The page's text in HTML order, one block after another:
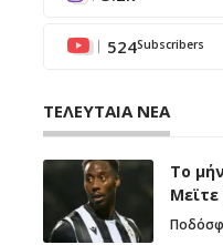
524Subscribers
ΤΕΛΕΥΤΑΙΑ ΝΕΑ
Το